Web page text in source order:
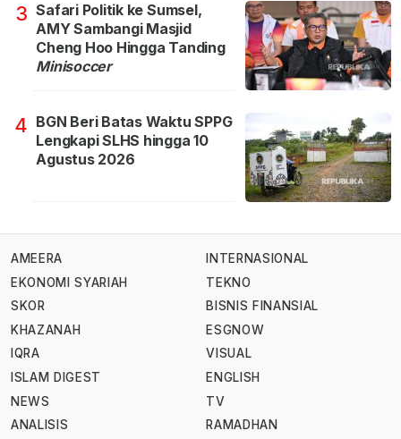
3 Safari Politik ke Sumsel,
AMY Sambangi Masjid
Cheng Hoo Hingga Tanding
Minisoccer
4 BGN Beri Batas Waktu SPPG
Lengkapi SLHS hingga 10
Agustus 2026
AMEERA
EKONOMI SYARIAH
SKOR
KHAZANAH
IQRA
ISLAM DIGEST
NEWS
ANALISIS
INTERNASIONAL
TEKNO
BISNIS FINANSIAL
ESGNOW
VISUAL
ENGLISH
TV
RAMADHAN